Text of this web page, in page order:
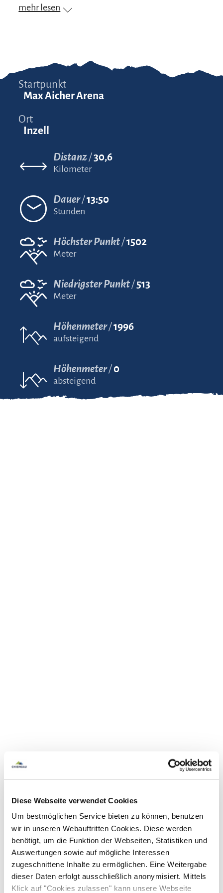
Diese Webseite verwendet Cookies
Um bestmöglichen Service bieten zu können, benutzen
wir in unseren Webauftritten Cookies. Diese werden
benötigt, um die Funktion der Webseiten, Statistiken und
Auswertungen sowie auf mögliche Interessen
zugeschnittene Inhalte zu ermöglichen. Eine Weitergabe
dieser Daten erfolgt ausschließlich anonymisiert. Mittels
Klick auf "Cookies zulassen" kann unsere Webseite
mehr lesen
Startpunkt
Max Aicher Arena
Ort
Inzell
Distanz 30,6
Kilometer
Dauer 13:50
Stunden
Höchster Punkt 1502
Meter
Niedrigster Punkt 513
Meter
Höhenmeter 1996
aufsteigend
Höhenmeter 0
absteigend